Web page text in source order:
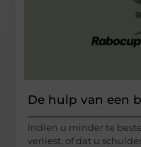
De hulp van een
Indien u minder te
verliest, of dat u